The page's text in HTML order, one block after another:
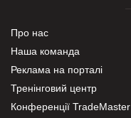
Про нас
Наша команда
Реклама на порталі
Тренінговий центр
Конференції TradeMaster